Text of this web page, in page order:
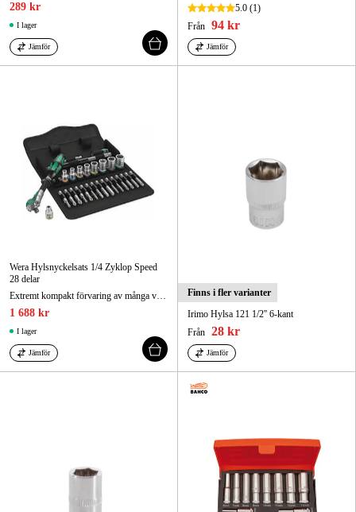
289 kr
I lager
Jämför
5.0 (1)
Från 94 kr
Jämför
Wera Hylsnyckelsats 1/4 Zyklop Speed
28 delar
Extremt kompakt förvaring av många verktyg på litet utrymme.
1 688 kr
I lager
Jämför
Finns i fler varianter
Irimo Hylsa 121 1/2'' 6-kant
Från 28 kr
Jämför